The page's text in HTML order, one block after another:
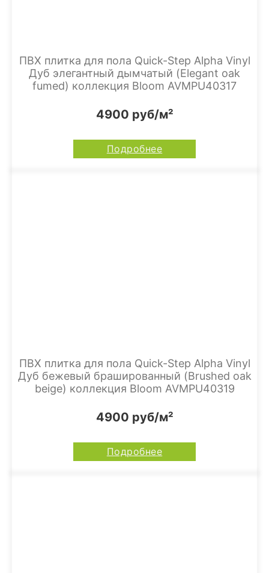
ПВХ плитка для пола Quick-Step Alpha Vinyl
Дуб элегантный дымчатый (Elegant oak
fumed) коллекция Bloom AVMPU40317
4900 руб/м²
Подробнее
ПВХ плитка для пола Quick-Step Alpha Vinyl
Дуб бежевый брашированный (Brushed oak
beige) коллекция Bloom AVMPU40319
4900 руб/м²
Подробнее